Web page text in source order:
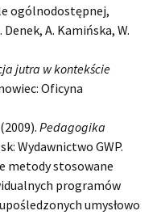
ogólnodostępnej,
A. Kamińska, W.
jutra w kontekście
Oficyna
Pedagogika
Wydawnictwo GWP.
metody stosowane
programów
umysłowo